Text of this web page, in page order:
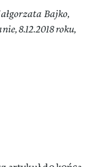
Bajko,
8.12.2018 roku,